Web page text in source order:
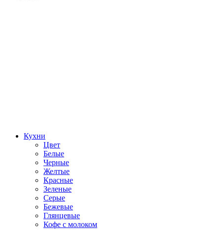
Кухни
Цвет
Белые
Черные
Желтые
Красные
Зеленые
Серые
Бежевые
Глянцевые
Кофе с молоком